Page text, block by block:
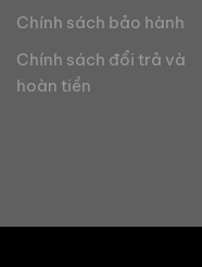
Chính sách bảo hành
Chính sách đổi trả và
hoàn tiền